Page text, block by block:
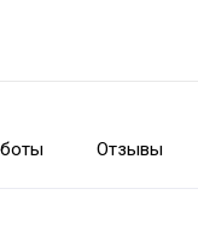
Отзывы